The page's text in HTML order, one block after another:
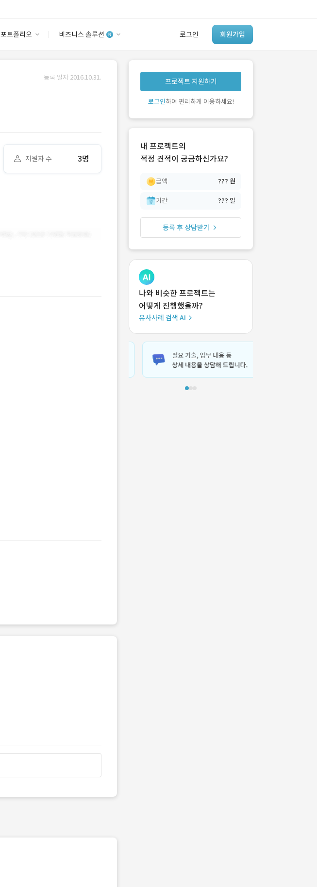
포트폴리오 비즈니스 솔루션 로그인 회원가입
안심 코드 케어
유사사례 검색 AI
‘이런 거’ 만들어본
개발 회사 있어?
등록 일자 2016.10.31.
지원자 수 3명
프로젝트 지원하기
로그인하여 편리하게 이용하세요!
내 프로젝트의
적정 견적이 궁금하신가요?
금액 ??? 원
기간 ??? 일
등록 후 상담받기
나와 비슷한 프로젝트는
어떻게 진행했을까?
유사사례 검색 AI